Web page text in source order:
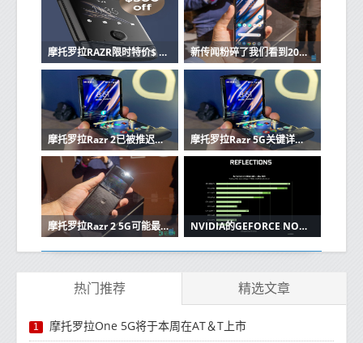
摩托罗拉RAZR限时特价$ 999 新传闻粉碎了我们看到2020年发布5G摩托罗拉Razr 2的希望
摩托罗拉Razr 2已被推迟，将于2021年推出 摩托罗拉Razr 5G关键详细信息出现；会很快到吗？
摩托罗拉Razr 2 5G可能最终使三星的Galaxy Z Flip 5G相形见war NVIDIA的GEFORCE NOW增加了实时光线追踪和ANDROID支持
热门推荐 精选文章
1 摩托罗拉One 5G将于本周在AT＆T上市